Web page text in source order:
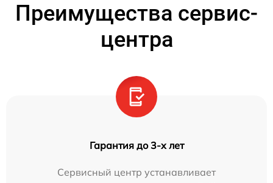
Преимущества сервис-
центра
Гарантия до 3-х лет
Сервисный центр устанавливает